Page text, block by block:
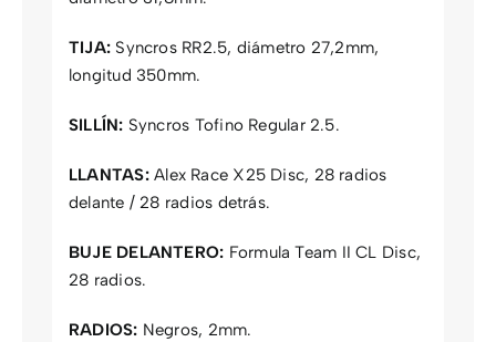
TIJA: Syncros RR2.5, diámetro 27,2mm,
longitud 350mm.
SILLÍN: Syncros Tofino Regular 2.5.
LLANTAS:Alex Race X25 Disc, 28 radios
delante / 28 radios detrás.
BUJE DELANTERO: Formula Team II CL Disc,
28 radios.
RADIOS: Negros, 2mm.